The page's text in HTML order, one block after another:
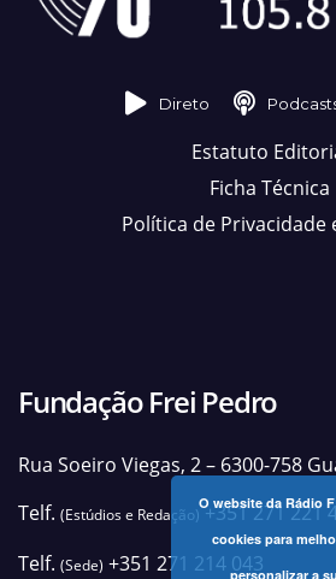
Direto
Estatuto
Ficha Técnica
Política de Privacidade
Fundação Frei Pedro
Rua Soeiro Viegas, 2 – 6300-758
Telf. (Estúdios e Redação)+351 271 221
Telf. (Sede) +351 271 214 043
O website da Rádio
cookies para
personalizar a